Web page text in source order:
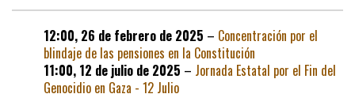
12:00, 26 de febrero de 2025 – Concentración por el
blindaje de las pensiones en la Constitución
11:00, 12 de julio de 2025 – Jornada Estatal por el Fin del
Genocidio en Gaza - 12 Julio